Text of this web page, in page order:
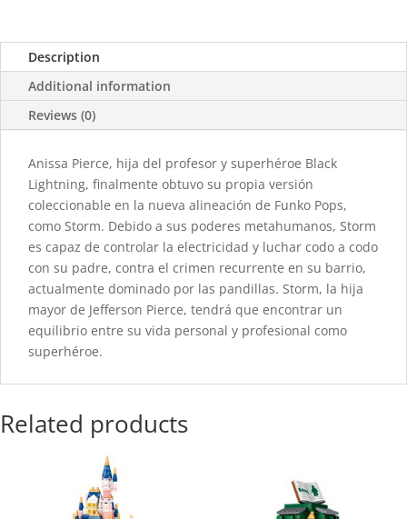
Description
Additional information
Reviews (0)
Anissa Pierce, hija del profesor y superhéroe Black
Lightning, finalmente obtuvo su propia versión
coleccionable en la nueva alineación de Funko Pops,
como Storm. Debido a sus poderes metahumanos, Storm
es capaz de controlar la electricidad y luchar codo a codo
con su padre, contra el crimen recurrente en su barrio,
actualmente dominado por las pandillas. Storm, la hija
mayor de Jefferson Pierce, tendrá que encontrar un
equilibrio entre su vida personal y profesional como
superhéroe.
Related products